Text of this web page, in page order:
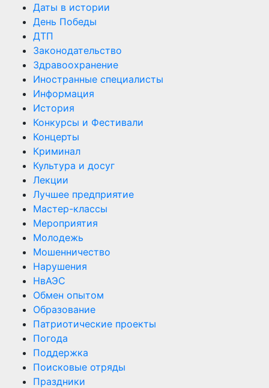
Даты в истории
День Победы
ДТП
Законодательство
Здравоохранение
Иностранные специалисты
Информация
История
Конкурсы и Фестивали
Концерты
Криминал
Культура и досуг
Лекции
Лучшее предприятие
Мастер-классы
Мероприятия
Молодежь
Мошенничество
Нарушения
НвАЭС
Обмен опытом
Образование
Патриотические проекты
Погода
Поддержка
Поисковые отряды
Праздники